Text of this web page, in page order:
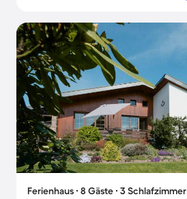
Ferienhaus ∙ 8 Gäste ∙ 3 Schlafzimmer